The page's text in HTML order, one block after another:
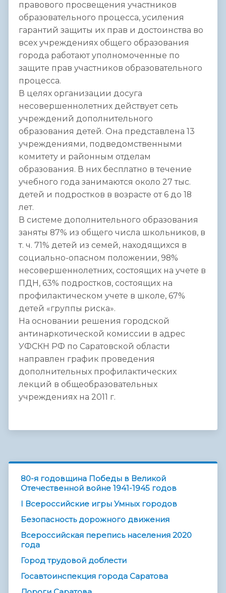
правового просвещения участников
образовательного процесса, усиления
гарантий защиты их прав и достоинства во
всех учреждениях общего образования
города работают уполномоченные по
защите прав участников образовательного
процесса.
В целях организации досуга
несовершеннолетних действует сеть
учреждений дополнительного
образования детей. Она представлена 13
учреждениями, подведомственными
комитету и районным отделам
образования. В них бесплатно в течение
учебного года занимаются около 27 тыс.
детей и подростков в возрасте от 6 до 18
лет.
В системе дополнительного образования
заняты 87% из общего числа школьников, в
т. ч. 71% детей из семей, находящихся в
социально-опасном положении, 98%
несовершеннолетних, состоящих на учете в
ПДН, 63% подростков, состоящих на
профилактическом учете в школе, 67%
детей «группы риска».
На основании решения городской
антинаркотической комиссии в адрес
УФСКН РФ по Саратовской области
направлен график проведения
дополнительных профилактических
лекций в общеобразовательных
учреждениях на 2011 г.
80-я годовщина Победы в Великой
Отечественной войне 1941-1945 годов
I Всероссийские игры Умных городов
Безопасность дорожного движения
Всероссийская перепись населения 2020
года
Город трудовой доблести
Госавтоинспекция города Саратова